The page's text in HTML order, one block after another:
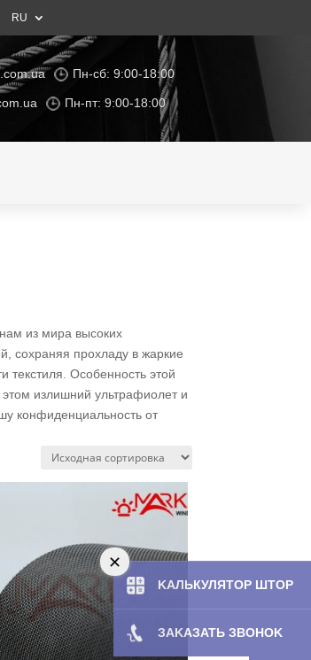
RU
Пн-сб: 9:00-18:00
Пн-пт: 9:00-18:00
из мира высоких
сохраняя прохладу в жаркие
текстиля. Особенность этой
этом излишний ультрафиолет и
конфиденциальность от
KAЛЬКУЛЯТOP ШТОР
ЗAKAЗATЬ ЗBOHOK